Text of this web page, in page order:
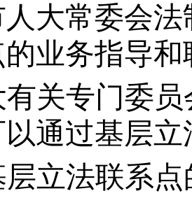
大常委会
业务指导
关专门委
通过基层
立法联系点